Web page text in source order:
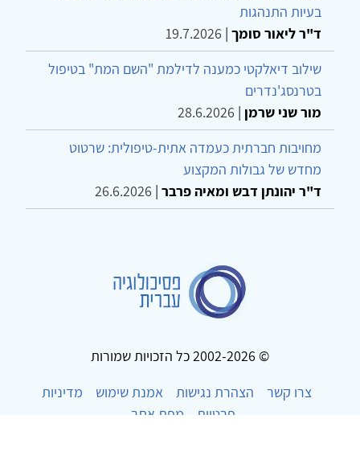
בעיות התנהגות
ד"ר ליאור סומך |
19.7.2026
שילוב דיאלקטי כמענה לדילמת "השם המת" בטיפול
בטרנסג'נדרים
מור שני שרמן |
28.6.2026
מחויבות חברתית כעמדה אתית-טיפולית: שרטוט
מחדש של גבולות המקצוע
ד"ר יהונתן דבש ומאיה פרבר |
26.6.2026
© 2002-2026 כל הזכויות שמורות
צרו קשר
הצהרת נגישות אמנת שימוש
מדיניות
פרטיות
מפת אתר